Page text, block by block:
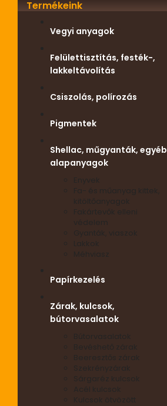
Termékeink
Vegyi anyagok
Felülettisztítás, festék-,
lakkeltávolítás
Csiszolás, polírozás
Pigmentek
Shellac, műgyanták, egyéb
alapanyagok
Enyvek
Fa- és műanyag kittek,
kitöltőanyagok
Fakártevők elleni
Gyanták, viaszok
Lakkok
Méhviasz
Papírkezelés
Zárak, kulcsok,
bútorvasalatok
Bútorvasalatok
Bevéshető zárak
Beeresztős zárak
Szekrényzárak
Sárgaréz kulcsok
Acél kulcsok
Kulcsok ötvözött